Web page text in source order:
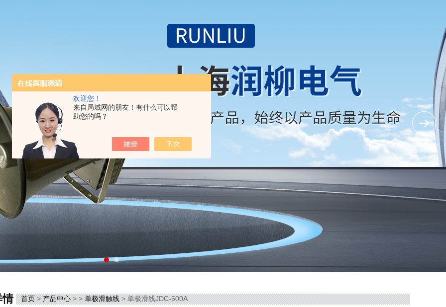
欢迎您！
来自局域网的朋友！有什么可以帮
助您的吗？
情 首页>产品中心> >单极滑触线> 单极滑线JDC-500A